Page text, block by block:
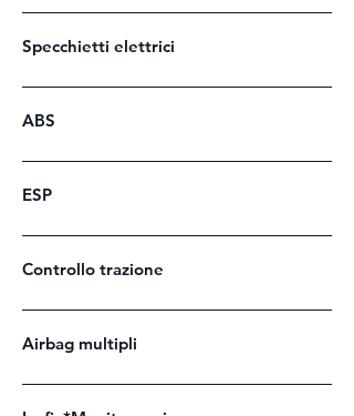
Specchietti elettrici
ABS
ESP
Controllo trazione
Airbag multipli